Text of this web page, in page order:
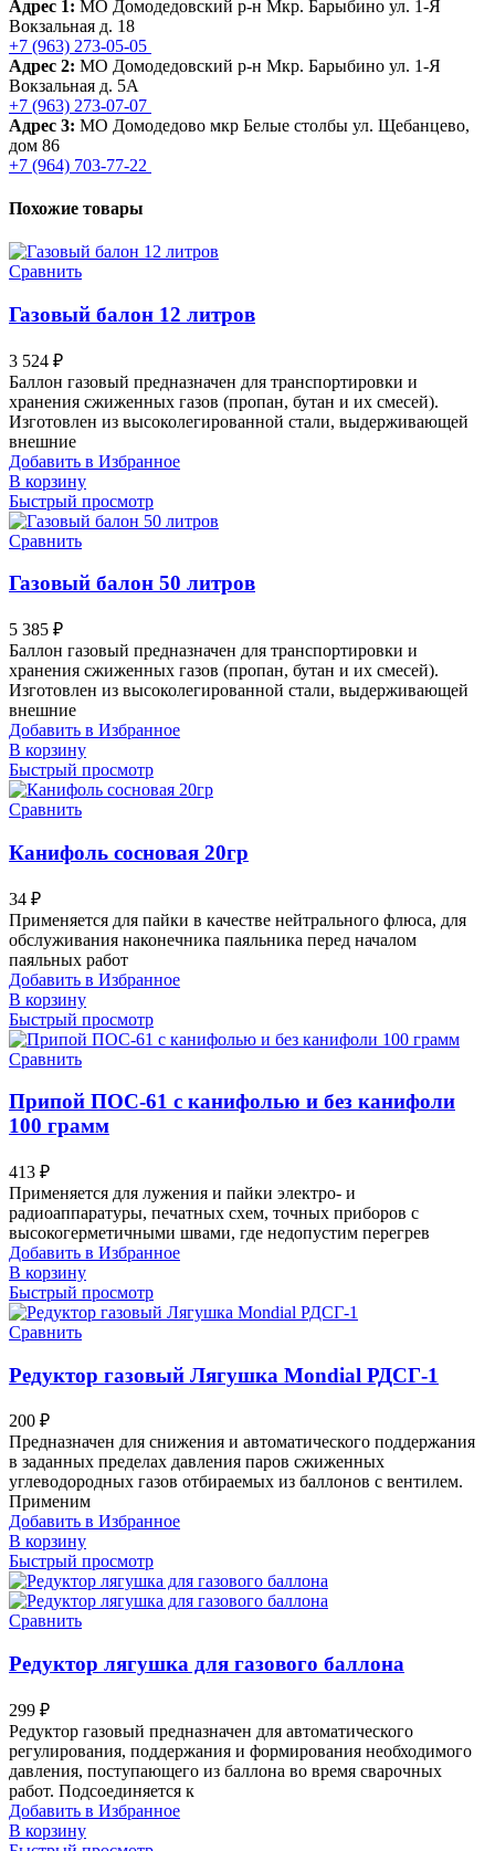
Адрес 1: МО Домодедовский р-н Мкр. Барыбино ул. 1-Я
Вокзальная д. 18
+7 (963) 273-05-05
Адрес 2: МО Домодедовский р-н Мкр. Барыбино ул. 1-Я
Вокзальная д. 5А
+7 (963) 273-07-07
Адрес 3: МО Домодедово мкр Белые столбы ул. Щебанцево,
дом 86
+7 (964) 703-77-22
Похожие товары
Сравнить
Газовый балон 12 литров
3 524 ₽
Баллон газовый предназначен для транспортировки и
хранения сжиженных газов (пропан, бутан и их смесей).
Изготовлен из высоколегированной стали, выдерживающей
внешние
Добавить в Избранное
В корзину
Быстрый просмотр
Сравнить
Газовый балон 50 литров
5 385 ₽
Баллон газовый предназначен для транспортировки и
хранения сжиженных газов (пропан, бутан и их смесей).
Изготовлен из высоколегированной стали, выдерживающей
внешние
Добавить в Избранное
В корзину
Быстрый просмотр
Сравнить
Канифоль сосновая 20гр
34 ₽
Применяется для пайки в качестве нейтрального флюса, для
обслуживания наконечника паяльника перед началом
паяльных работ
Добавить в Избранное
В корзину
Быстрый просмотр
Сравнить
Припой ПОС-61 с канифолью и без канифоли
100 грамм
413 ₽
Применяется для лужения и пайки электро- и
радиоаппаратуры, печатных схем, точных приборов с
высокогерметичными швами, где недопустим перегрев
Добавить в Избранное
В корзину
Быстрый просмотр
Сравнить
Редуктор газовый Лягушка Mondial РДСГ-1
200 ₽
Предназначен для снижения и автоматического поддержания
в заданных пределах давления паров сжиженных
углеводородных газов отбираемых из баллонов с вентилем.
Применим
Добавить в Избранное
В корзину
Быстрый просмотр
Сравнить
Редуктор лягушка для газового баллона
299 ₽
Редуктор газовый предназначен для автоматического
регулирования, поддержания и формирования необходимого
давления, поступающего из баллона во время сварочных
работ. Подсоединяется к
Добавить в Избранное
В корзину